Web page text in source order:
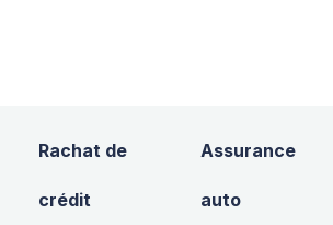
Rachat de
crédit
Assurance
auto